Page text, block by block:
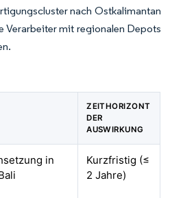
nach Ostkalimantan
Verarbeiter mit regionalen Depots
ZEITHORIZONT
DER
AUSWIRKUNG
in
Kurzfristig (≤
2 Jahre)